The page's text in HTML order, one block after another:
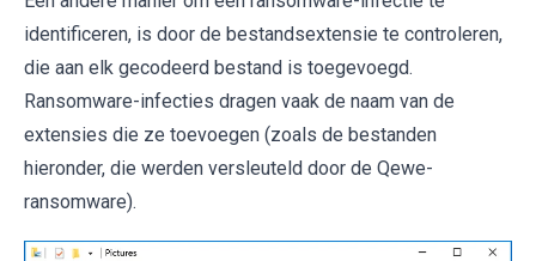
identificeren, is door de bestandsextensie te controleren,
die aan elk gecodeerd bestand is toegevoegd.
Ransomware-infecties dragen vaak de naam van de
extensies die ze toevoegen (zoals de bestanden
hieronder, die werden versleuteld door de Qewe-
ransomware).